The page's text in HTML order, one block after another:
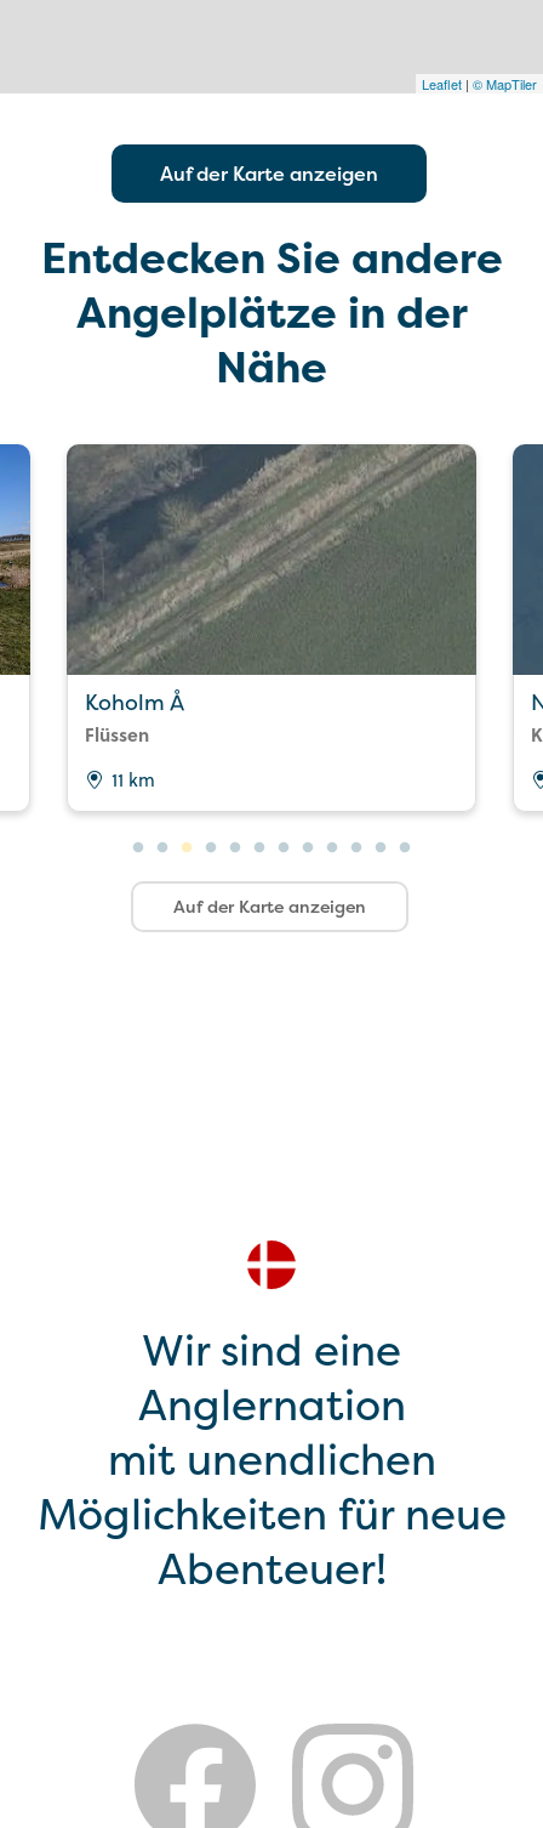
Leaflet | © MapTiler
Auf der Karte anzeigen
Entdecken Sie andere
Angelplätze in der
Nähe
Koholm Å
Flüssen
11 km
Auf der Karte anzeigen
Wir sind eine
Anglernation
mit unendlichen
Möglichkeiten für neue
Abenteuer!